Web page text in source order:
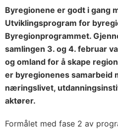
Byregionene er godt i gang
Utviklingsprogram for
Byregionprogrammet.
samlingen 3. og 4. februar
og omland for å skape
er byregionenes samarbeid
næringslivet,
aktører.
Formålet med fase 2 av